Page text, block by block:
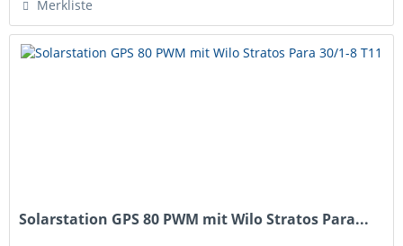
Merkliste
Solarstation GPS 80 PWM mit Wilo Stratos Para...